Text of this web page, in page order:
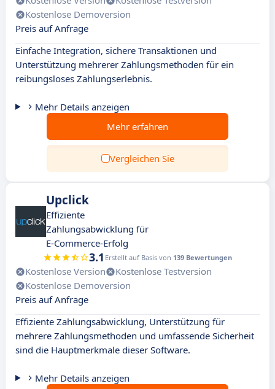
Kostenlose Demoversion
Preis auf Anfrage
Einfache Integration, sichere Transaktionen und
Unterstützung mehrerer Zahlungsmethoden für ein
reibungsloses Zahlungserlebnis.
Mehr Details anzeigen
Mehr erfahren
Vergleichen Sie
Upclick
Effiziente
Zahlungsabwicklung für
E-Commerce-Erfolg
3.1 Erstellt auf Basis von 139 Bewertungen
Kostenlose Version
Kostenlose Testversion
Kostenlose Demoversion
Preis auf Anfrage
Effiziente Zahlungsabwicklung, Unterstützung für
mehrere Zahlungsmethoden und umfassende Sicherheit
sind die Hauptmerkmale dieser Software.
Mehr Details anzeigen